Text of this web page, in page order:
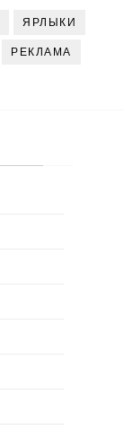
ЯРЛЫКИ
РЕКЛАМА